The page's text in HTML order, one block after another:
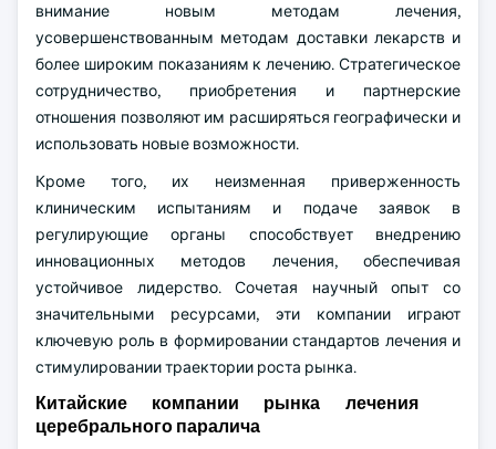
внимание новым методам лечения,
усовершенствованным методам доставки лекарств и
более широким показаниям к лечению. Стратегическое
сотрудничество, приобретения и партнерские
отношения позволяют им расширяться географически и
использовать новые возможности.
Кроме того, их неизменная приверженность
клиническим испытаниям и подаче заявок в
регулирующие органы способствует внедрению
инновационных методов лечения, обеспечивая
устойчивое лидерство. Сочетая научный опыт со
значительными ресурсами, эти компании играют
ключевую роль в формировании стандартов лечения и
стимулировании траектории роста рынка.
Китайские компании рынка лечения
церебрального паралича